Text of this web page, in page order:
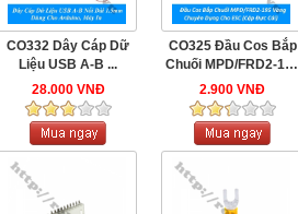
CO332 Dây Cáp Dữ
Liệu USB A-B ...
28.000 VNĐ
CO325 Đầu Cos Bắp
Chuối MPD/FRD2-195
Vàng ...
2.900 VNĐ